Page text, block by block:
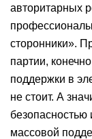
авторитарных
сторонники».
партии,
поддержки в
не стоит. А
массовой